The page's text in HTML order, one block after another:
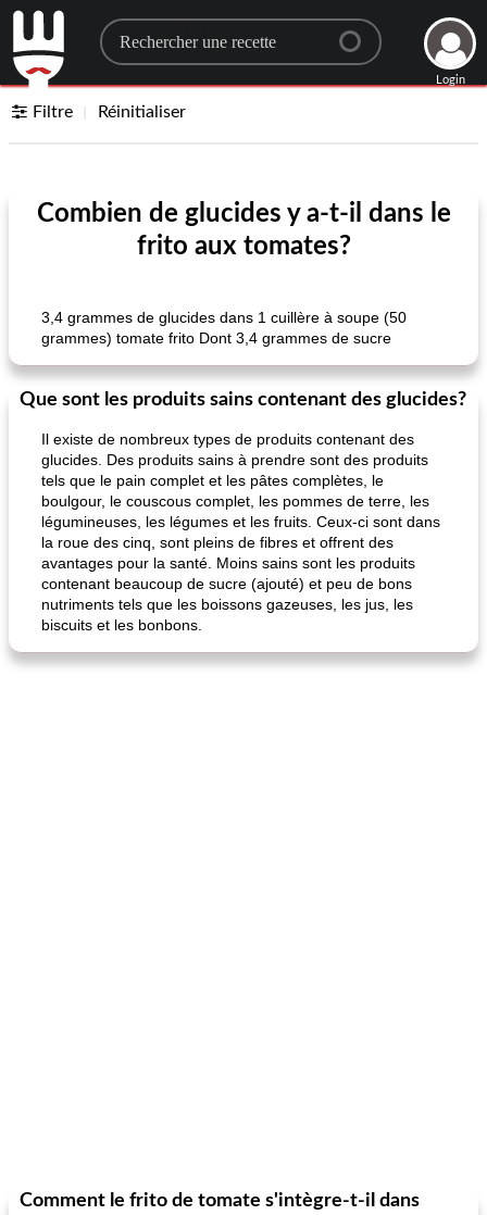
Search for a recipe
Login
Filtre Réinitialiser
Combien de glucides y a-t-il dans le
frito aux tomates?
3,4 grammes de glucides dans 1 cuillère à soupe (50
grammes) tomate frito Dont 3,4 grammes de sucre
Que sont les produits sains contenant des glucides?
Il existe de nombreux types de produits contenant des
glucides. Des produits sains à prendre sont des produits
tels que le pain complet et les pâtes complètes, le
boulgour, le couscous complet, les pommes de terre, les
légumineuses, les légumes et les fruits. Ceux-ci sont dans
la roue des cinq, sont pleins de fibres et offrent des
avantages pour la santé. Moins sains sont les produits
contenant beaucoup de sucre (ajouté) et peu de bons
nutriments tels que les boissons gazeuses, les jus, les
biscuits et les bonbons.
Comment le frito de tomate s'intègre-t-il dans